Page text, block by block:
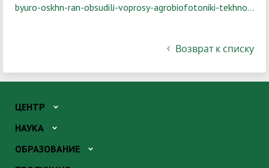
byuro-oskhn-ran-obsudili-voprosy-agrobiofotoniki-tekhno...
Возврат к списку
ЦЕНТР
НАУКА
ОБРАЗОВАНИЕ